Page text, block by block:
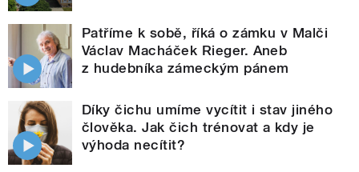
Patříme k sobě, říká o zámku v Malči
Václav Macháček Rieger. Aneb
z hudebníka zámeckým pánem
Díky čichu umíme vycítit i stav jiného
člověka. Jak čich trénovat a kdy je
výhoda necítit?